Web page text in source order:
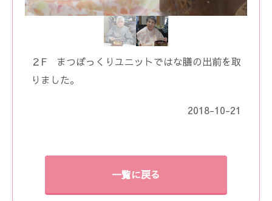
２F まつぼっくりユニットではな膳の出前を取
りました。
2018-10-21
一覧に戻る